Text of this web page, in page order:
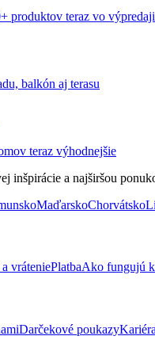
produktov teraz vo
balkón aj terasu
teraz výhodnejšie
inšpirácie a najširšou
MaďarskoChorvátsko
vráteniePlatbaAko fungujú
Darčekové poukazyKariéra